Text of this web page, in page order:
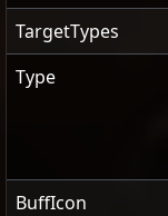
TargetTypes
Type
BuffIcon